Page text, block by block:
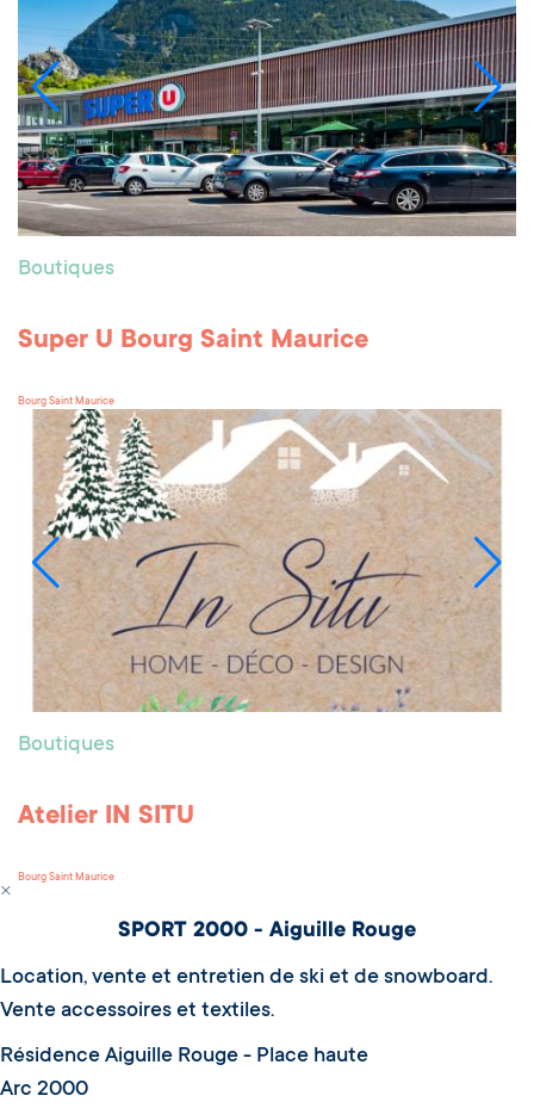
Boutiques
Super U Bourg Saint Maurice
Bourg Saint Maurice
Boutiques
Atelier IN SITU
Bourg Saint Maurice
SPORT 2000 - Aiguille Rouge
Location, vente et entretien de ski et de snowboard.
Vente accessoires et textiles.
Résidence Aiguille Rouge - Place haute
Arc 2000